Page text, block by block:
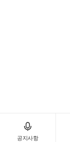
공지사항